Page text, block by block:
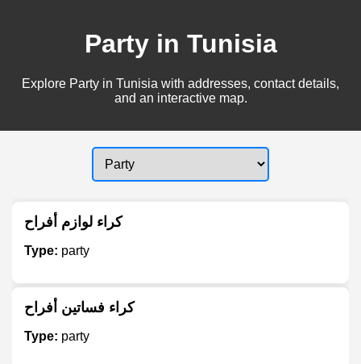
Party in Tunisia
Explore Party in Tunisia with addresses, contact details,
and an interactive map.
كراء لوازم أفراح
Type: party
كراء فساتين أفراح
Type: party